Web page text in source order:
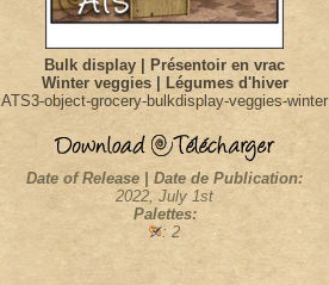
Bulk display | Présentoir en vrac
Winter veggies | Légumes d'hiver
ATS3-object-grocery-bulkdisplay-veggies-winter
Date of Release | Date de Publication:
2022, July 1st
Palettes:
: 2